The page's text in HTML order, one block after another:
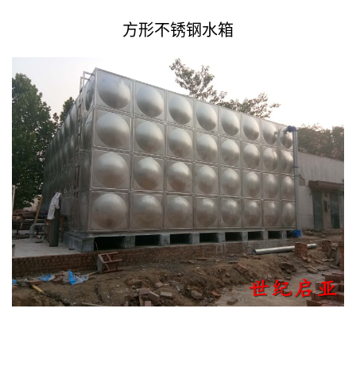
方形不锈钢水箱